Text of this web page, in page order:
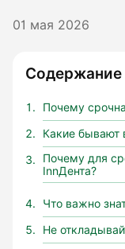
01 мая 2026
Содержание
Почему
Какие бывают
Почему для
InnДента?
Что важно
Не